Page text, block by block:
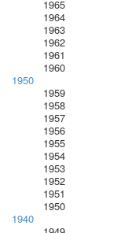
1965
1964
1963
1962
1961
1960
1950
1959
1958
1957
1956
1955
1954
1953
1952
1951
1950
1940